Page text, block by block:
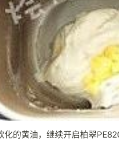
化的黄油，继续开启柏翠